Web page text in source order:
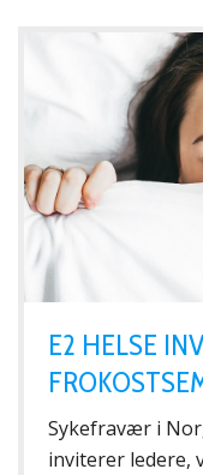
E2 HELSE
Sykefravær i
inviterer ledere,